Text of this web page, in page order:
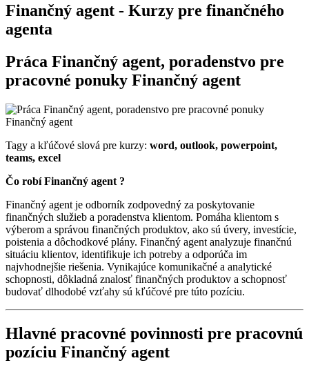
Finančný agent - Kurzy pre finančného
agenta
Práca Finančný agent, poradenstvo pre
pracovné ponuky Finančný agent
Tagy a kľúčové slová pre kurzy: word, outlook, powerpoint,
teams, excel
Čo robí Finančný agent ?
Finančný agent je odborník zodpovedný za poskytovanie
finančných služieb a poradenstva klientom. Pomáha klientom s
výberom a správou finančných produktov, ako sú úvery, investície,
poistenia a dôchodkové plány. Finančný agent analyzuje finančnú
situáciu klientov, identifikuje ich potreby a odporúča im
najvhodnejšie riešenia. Vynikajúce komunikačné a analytické
schopnosti, dôkladná znalosť finančných produktov a schopnosť
budovať dlhodobé vzťahy sú kľúčové pre túto pozíciu.
Hlavné pracovné povinnosti pre pracovnú
pozíciu Finančný agent